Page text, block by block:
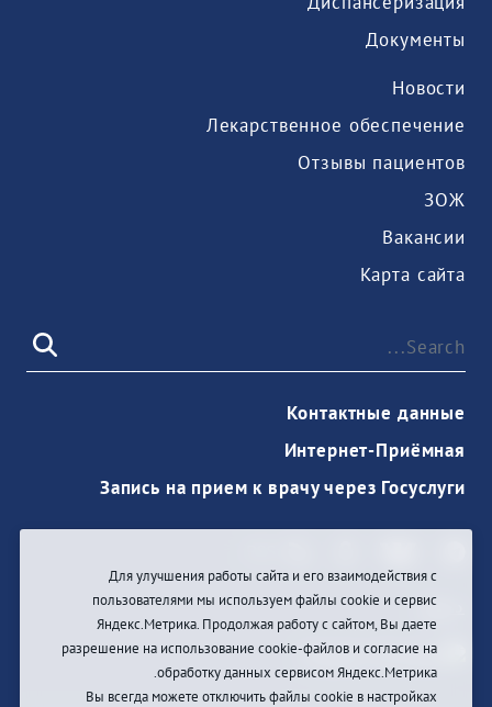
Документы
Новости
Лекарственное обеспечение
Отзывы пациентов
ЗОЖ
Вакансии
Карта сайта
Контактные данные
Интернет-Приёмная
Запись на прием к врачу через Госуслуги
دخول
Для улучшения работы сайта и его взаимодействия с
пользователями мы используем файлы cookie и сервис
Яндекс.Метрика. Продолжая работу с сайтом, Вы даете
разрешение на использование cookie-файлов и согласие на
обработку данных сервисом Яндекс.Метрика.
Вы всегда можете отключить файлы cookie в настройках